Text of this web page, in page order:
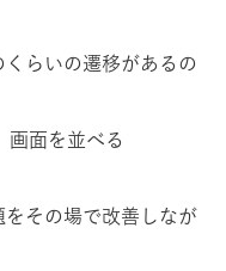
らいの遷移があるの
面を並べる
その場で改善しなが